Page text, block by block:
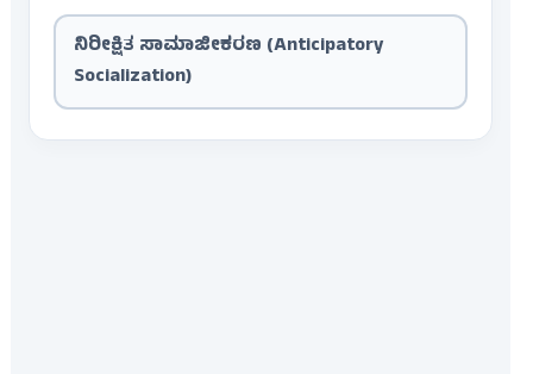
ನಿರೀಕ್ಷಿತ ಸಾಮಾಜೀಕರಣ (Anticipatory
Socialization)